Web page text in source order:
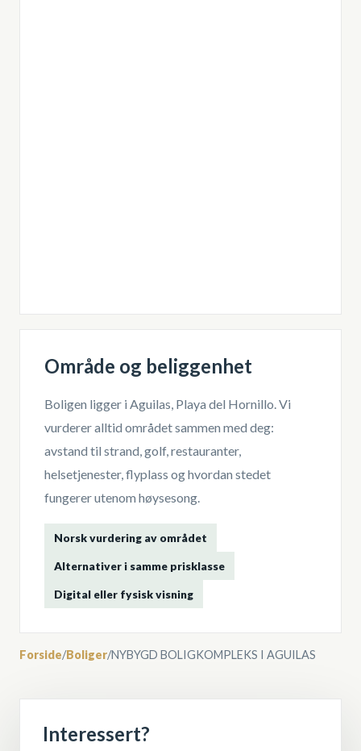
Område og beliggenhet
Boligen ligger i Aguilas, Playa del Hornillo. Vi
vurderer alltid området sammen med deg:
avstand til strand, golf, restauranter,
helsetjenester, flyplass og hvordan stedet
fungerer utenom høysesong.
Norsk vurdering av området
Alternativer i samme prisklasse
Digital eller fysisk visning
Forside/Boliger/NYBYGD BOLIGKOMPLEKS I AGUILAS
Interessert?